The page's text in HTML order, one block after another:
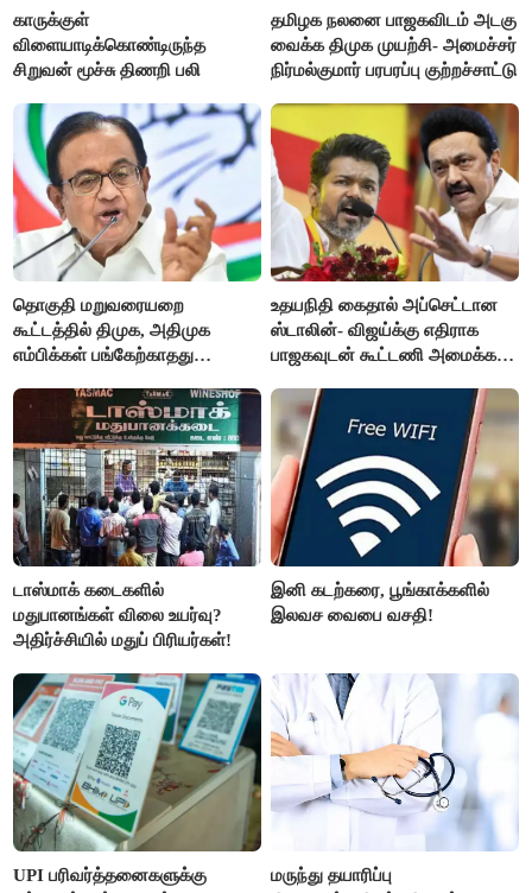
காருக்குள்
விளையாடிக்கொண்டிருந்த
சிறுவன் மூச்சு திணறி பலி
தமிழக நலனை பாஜகவிடம் அடகு
வைக்க திமுக முயற்சி- அமைச்சர்
நிர்மல்குமார் பரபரப்பு குற்றச்சாட்டு
தொகுதி மறுவரையறை
கூட்டத்தில் திமுக, அதிமுக
எம்பிக்கள் பங்கேற்காதது
உதயநிதி கைதால் அப்செட்டான
ஸ்டாலின்- விஜய்க்கு எதிராக
பாஜகவுடன் கூட்டணி அமைக்க
டாஸ்மாக் கடைகளில்
மதுபானங்கள் விலை உயர்வு?
அதிர்ச்சியில் மதுப் பிரியர்கள்!
இனி கடற்கரை, பூங்காக்களில்
இலவச வைபை வசதி!
UPI பரிவர்த்தனைகளுக்கு
மருந்து தயாரிப்பு